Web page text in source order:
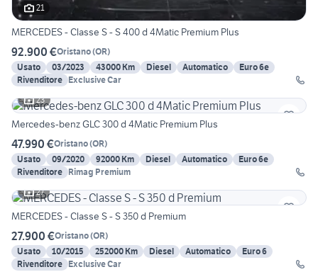
21
MERCEDES - Classe S - S 400 d 4Matic Premium Plus
92.900 €Oristano(OR)
Usato
03/2023 43000 Km Diesel Automatico
Euro 6e
Rivenditore Exclusive Car
23
Mercedes-benz GLC 300 d 4Matic Premium Plus
47.990 €Oristano(OR)
Usato
09/2020 92000 Km Diesel Automatico
Euro 6e
Rivenditore Rimag Premium
27
MERCEDES - Classe S - S 350 d Premium
27.900 €Oristano(OR)
Usato
10/2015 252000 Km Diesel Automatico
Euro 6
Rivenditore Exclusive Car